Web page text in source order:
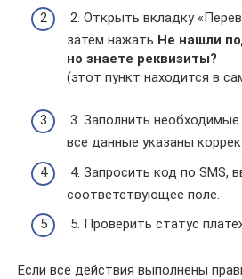
2. Открыть вкладку
затем нажать Не нашли
но знаете реквизиты?
(этот пункт находится в
3. Заполнить
все данные указаны
4. Запросить код по SMS,
соответствующее поле.
5. Проверить статус
Если все действия выполнены